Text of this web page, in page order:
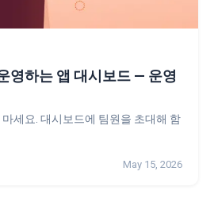
영하는 앱 대시보드 — 운영
세요. 대시보드에 팀원을 초대해 함
May 15, 2026